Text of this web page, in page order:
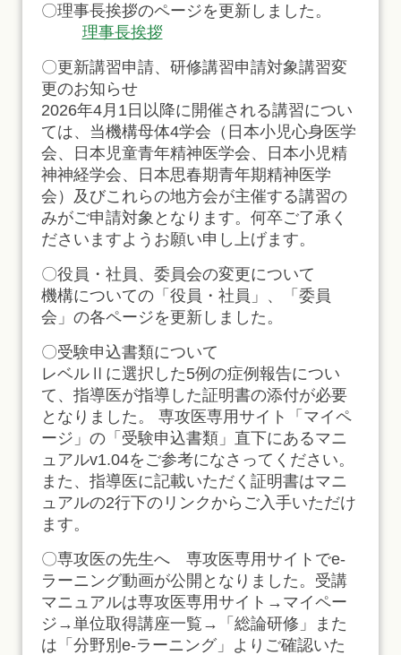
〇理事長挨拶のページを更新しました。
理事長挨拶
〇更新講習申請、研修講習申請対象講習変
更のお知らせ
2026年4月1日以降に開催される講習につい
ては、当機構母体4学会（日本小児心身医学
会、日本児童青年精神医学会、日本小児精
神神経学会、日本思春期青年期精神医学
会）及びこれらの地方会が主催する講習の
みがご申請対象となります。何卒ご了承く
ださいますようお願い申し上げます。
〇役員・社員、委員会の変更について
機構についての「役員・社員」、「委員
会」の各ページを更新しました。
〇受験申込書類について
レベルⅡに選択した5例の症例報告につい
て、指導医が指導した証明書の添付が必要
となりました。 専攻医専用サイト「マイペ
ージ」の「受験申込書類」直下にあるマニ
ュアルv1.04をご参考になさってください。
また、指導医に記載いただく証明書はマニ
ュアルの2行下のリンクからご入手いただけ
ます。
〇専攻医の先生へ 専攻医専用サイトでe-
ラーニング動画が公開となりました。受講
マニュアルは専攻医専用サイト→マイペー
ジ→単位取得講座一覧→「総論研修」また
は「分野別e-ラーニング」よりご確認いた